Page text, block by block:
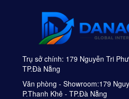
Trụ sở chính: 179 Nguyễn Tri
TP.Đà Nẵng
Văn phòng - Showroom:179
P.Thanh Khê - TP.Đà Nẵng